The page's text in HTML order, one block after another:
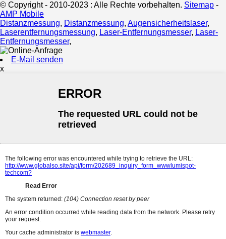
© Copyright - 2010-2023 : Alle Rechte vorbehalten. Sitemap -
AMP Mobile
Distanzmessung, Distanzmessung, Augensicherheitslaser,
Laserentfernungsmessung, Laser-Entfernungsmesser, Laser-
Entfernungsmesser,
E-Mail senden
x